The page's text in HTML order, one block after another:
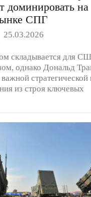
на
СПГ
25.03.2026
складывается для
однако Дональд
стратегической
из строя ключевых